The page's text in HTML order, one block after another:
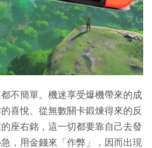
不簡單。機迷享受爆機帶來的成
喜悅、從無數關卡鍛煉得來的反
座右銘，這一切都要靠自己去發
，用金錢來「作弊」，因而出現